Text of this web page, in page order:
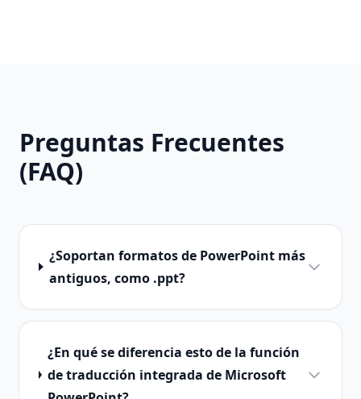
Preguntas Frecuentes
(FAQ)
¿Soportan formatos de PowerPoint más
antiguos, como .ppt?
¿En qué se diferencia esto de la función
de traducción integrada de Microsoft